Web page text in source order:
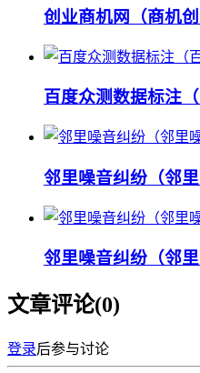
创业商机网（商机创
百度众测数据标注
邻里噪音纠纷（邻里
邻里噪音纠纷（邻里
文章评论(0)
登录后参与讨论